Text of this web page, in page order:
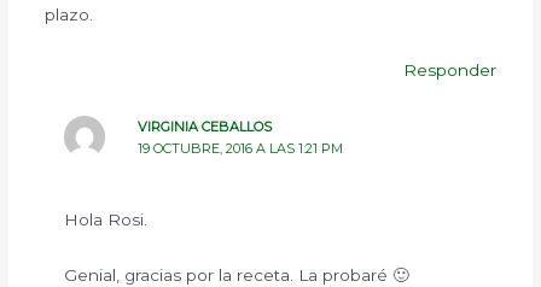
plazo.
Responder
VIRGINIA CEBALLOS
19 OCTUBRE, 2016 A LAS 1:21 PM
Hola Rosi.
Genial, gracias por la receta. La probaré 🙂